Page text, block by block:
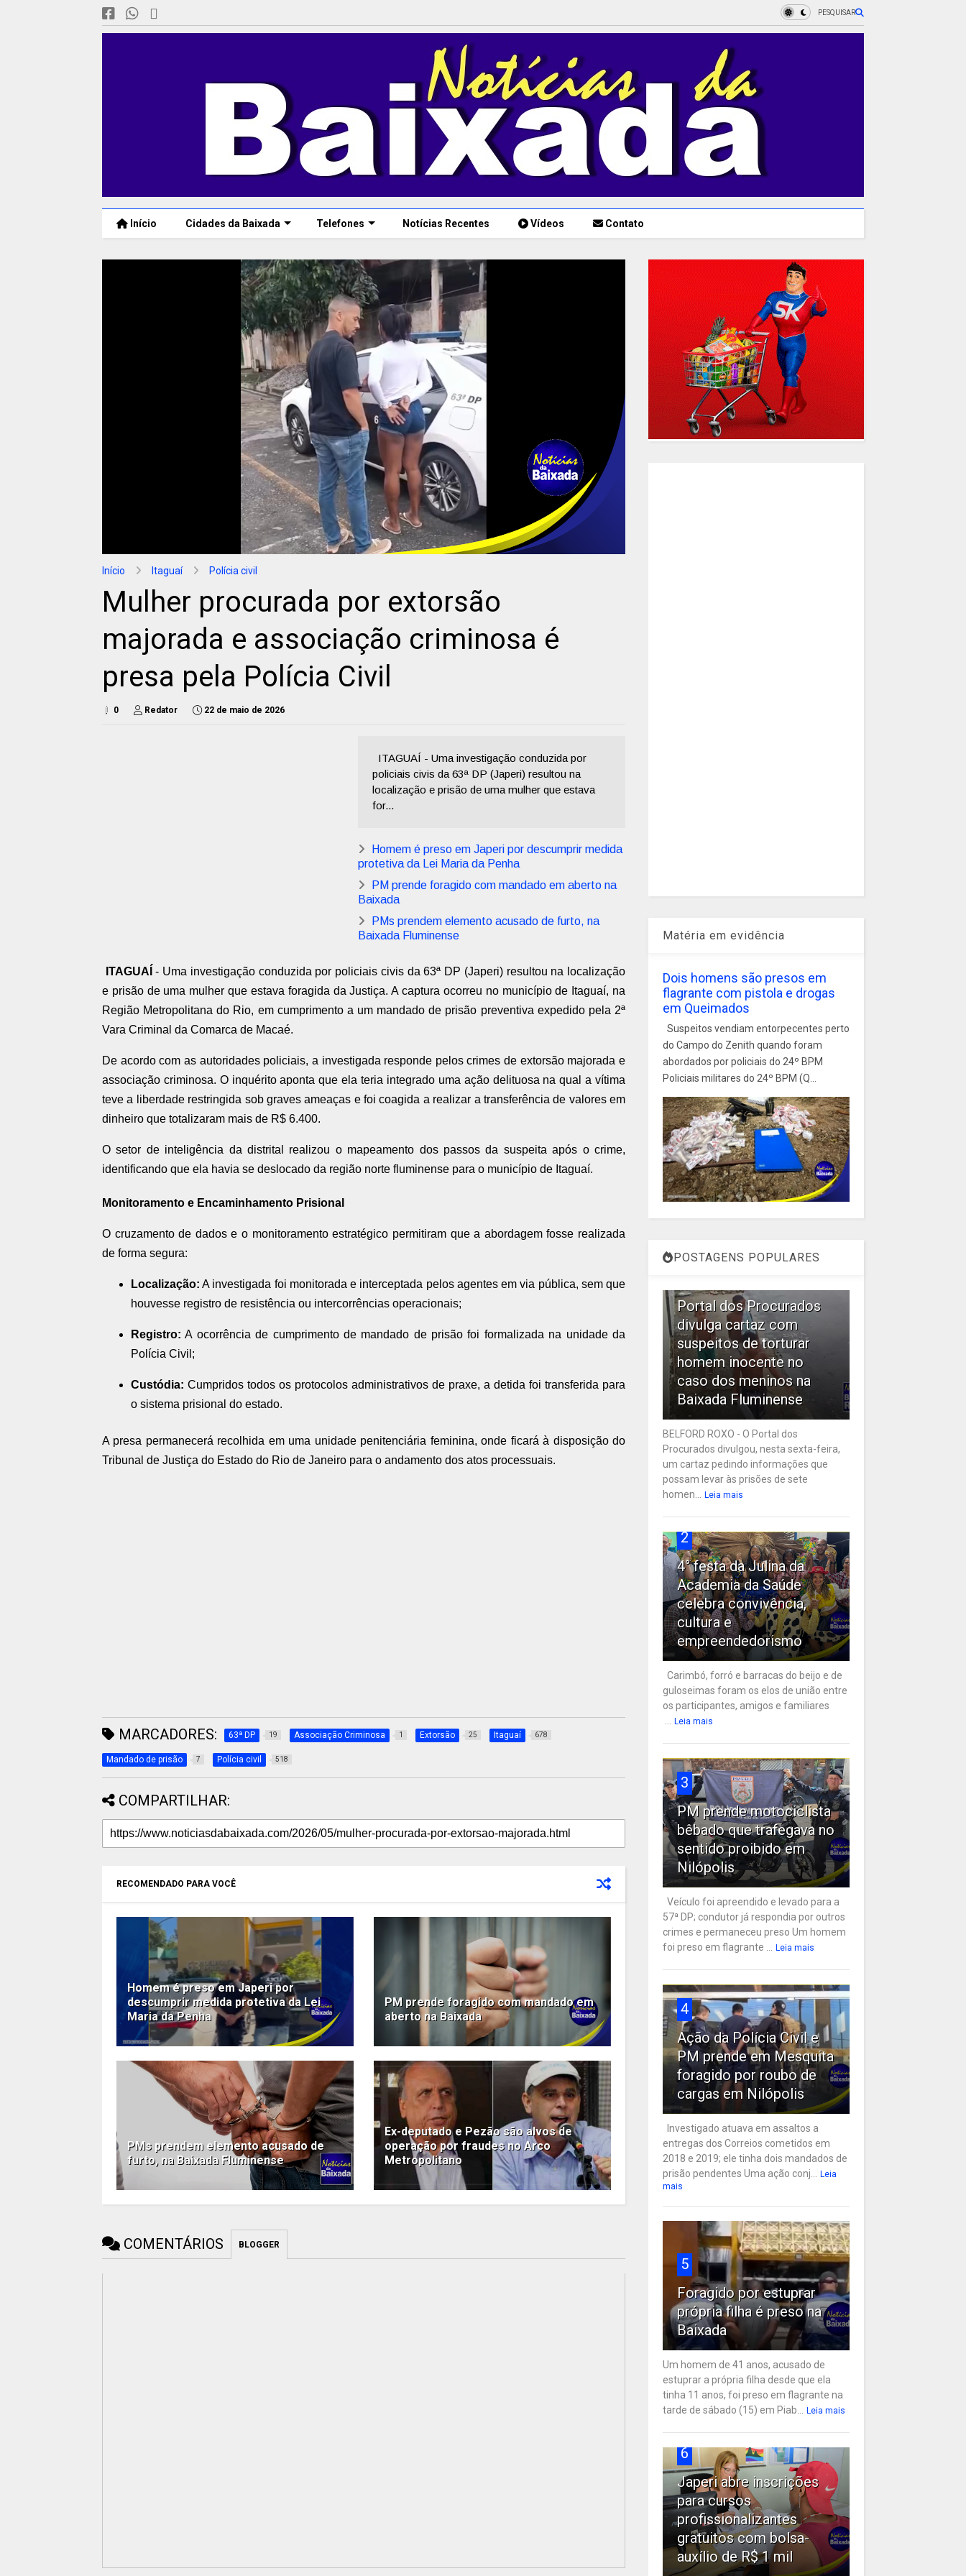
PESQUISAR
Início Cidades da Baixada Telefones Notícias Recentes Vídeos Contato
Início Itaguaí Polícia civil
Mulher procurada por extorsão
majorada e associação criminosa é
presa pela Polícia Civil
0 Redator 22 de maio de 2026
ITAGUAÍ - Uma investigação conduzida por
policiais civis da 63ª DP (Japeri) resultou na
localização e prisão de uma mulher que estava
for...
Homem é preso em Japeri por descumprir medida
protetiva da Lei Maria da Penha
PM prende foragido com mandado em aberto na
Baixada
PMs prendem elemento acusado de furto, na
Baixada Fluminense
ITAGUAÍ - Uma investigação conduzida por policiais civis da 63ª DP (Japeri) resultou na localização
e prisão de uma mulher que estava foragida da Justiça. A captura ocorreu no município de Itaguaí, na
Região Metropolitana do Rio, em cumprimento a um mandado de prisão preventiva expedido pela 2ª
Vara Criminal da Comarca de Macaé.
De acordo com as autoridades policiais, a investigada responde pelos crimes de extorsão majorada e
associação criminosa. O inquérito aponta que ela teria integrado uma ação delituosa na qual a vítima
teve a liberdade restringida sob graves ameaças e foi coagida a realizar a transferência de valores em
dinheiro que totalizaram mais de R$ 6.400.
O setor de inteligência da distrital realizou o mapeamento dos passos da suspeita após o crime,
identificando que ela havia se deslocado da região norte fluminense para o município de Itaguaí.
Monitoramento e Encaminhamento Prisional
O cruzamento de dados e o monitoramento estratégico permitiram que a abordagem fosse realizada
de forma segura:
Localização: A investigada foi monitorada e interceptada pelos agentes em via pública, sem que
houvesse registro de resistência ou intercorrências operacionais;
Registro: A ocorrência de cumprimento de mandado de prisão foi formalizada na unidade da
Polícia Civil;
Custódia: Cumpridos todos os protocolos administrativos de praxe, a detida foi transferida para
o sistema prisional do estado.
A presa permanecerá recolhida em uma unidade penitenciária feminina, onde ficará à disposição do
Tribunal de Justiça do Estado do Rio de Janeiro para o andamento dos atos processuais.
MARCADORES: 63ª DP 19 Associação Criminosa 1 Extorsão 25 Itaguaí 678
Mandado de prisão 7 Polícia civil 518
COMPARTILHAR:
RECOMENDADO PARA VOCÊ
Homem é preso em Japeri por
descumprir medida protetiva da Lei
Maria da Penha
PM prende foragido com mandado em
aberto na Baixada
PMs prendem elemento acusado de
furto, na Baixada Fluminense
Ex-deputado e Pezão são alvos de
operação por fraudes no Arco
Metropolitano
COMENTÁRIOS BLOGGER
Matéria em evidência
Dois homens são presos em
flagrante com pistola e drogas
em Queimados
Suspeitos vendiam entorpecentes perto
do Campo do Zenith quando foram
abordados por policiais do 24º BPM
Policiais militares do 24º BPM (Q...
POSTAGENS POPULARES
Portal dos Procurados
divulga cartaz com
suspeitos de torturar
homem inocente no
caso dos meninos na
Baixada Fluminense
BELFORD ROXO - O Portal dos
Procurados divulgou, nesta sexta-feira,
um cartaz pedindo informações que
possam levar às prisões de sete
homen... Leia mais
2
4° festa da Julina da
Academia da Saúde
celebra convivência,
cultura e
empreendedorismo
Carimbó, forró e barracas do beijo e de
guloseimas foram os elos de união entre
os participantes, amigos e familiares
... Leia mais
3
PM prende motociclista
bêbado que trafegava no
sentido proibido em
Nilópolis
Veículo foi apreendido e levado para a
57ª DP; condutor já respondia por outros
crimes e permaneceu preso Um homem
foi preso em flagrante ... Leia mais
4
Ação da Polícia Civil e
PM prende em Mesquita
foragido por roubo de
cargas em Nilópolis
Investigado atuava em assaltos a
entregas dos Correios cometidos em
2018 e 2019; ele tinha dois mandados de
prisão pendentes Uma ação conj... Leia
mais
5
Foragido por estuprar
própria filha é preso na
Baixada
Um homem de 41 anos, acusado de
estuprar a própria filha desde que ela
tinha 11 anos, foi preso em flagrante na
tarde de sábado (15) em Piab... Leia mais
6
Japeri abre inscrições
para cursos
profissionalizantes
gratuitos com bolsa-
auxílio de R$ 1 mil